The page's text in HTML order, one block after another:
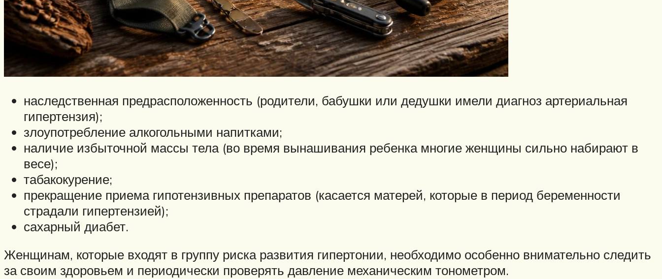
наследственная предрасположенность (родители, бабушки или дедушки имели диагноз артериальная
гипертензия);
злоупотребление алкогольными напитками;
наличие избыточной массы тела (во время вынашивания ребенка многие женщины сильно набирают в
весе);
табакокурение;
прекращение приема гипотензивных препаратов (касается матерей, которые в период беременности
страдали гипертензией);
сахарный диабет.
Женщинам, которые входят в группу риска развития гипертонии, необходимо особенно внимательно следить
за своим здоровьем и периодически проверять давление механическим тонометром.